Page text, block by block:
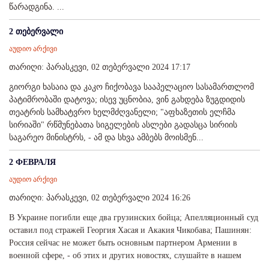
წარადგინა. ...
2 თებერვალი
აუდიო არქივი
თარიღი: პარასკევი, 02 თებერვალი 2024 17:17
გიორგი ხასაია და კაკო ჩიქობავა სააპელაციო სასამართლომ
პატიმრობაში დატოვა; ისევ უცნობია, ვინ გახდება ზუგდიდის
თეატრის სამხატვრო ხელმძღვანელი; "აფხაზეთის ელჩმა
სირიაში" რწმუნებათა სიგელების ასლები გადასცა სირიის
საგარეო მინისტრს, - ამ და სხვა ამბებს მოისმენ...
2 ФЕВРАЛЯ
აუდიო არქივი
თარიღი: პარასკევი, 02 თებერვალი 2024 16:26
В Украине погибли еще два грузинских бойца; Апелляционный суд
оставил под стражей Георгия Хасая и Акакия Чикобава; Пашинян:
Россия сейчас не может быть основным партнером Армении в
военной сфере, - об этих и других новостях, слушайте в нашем